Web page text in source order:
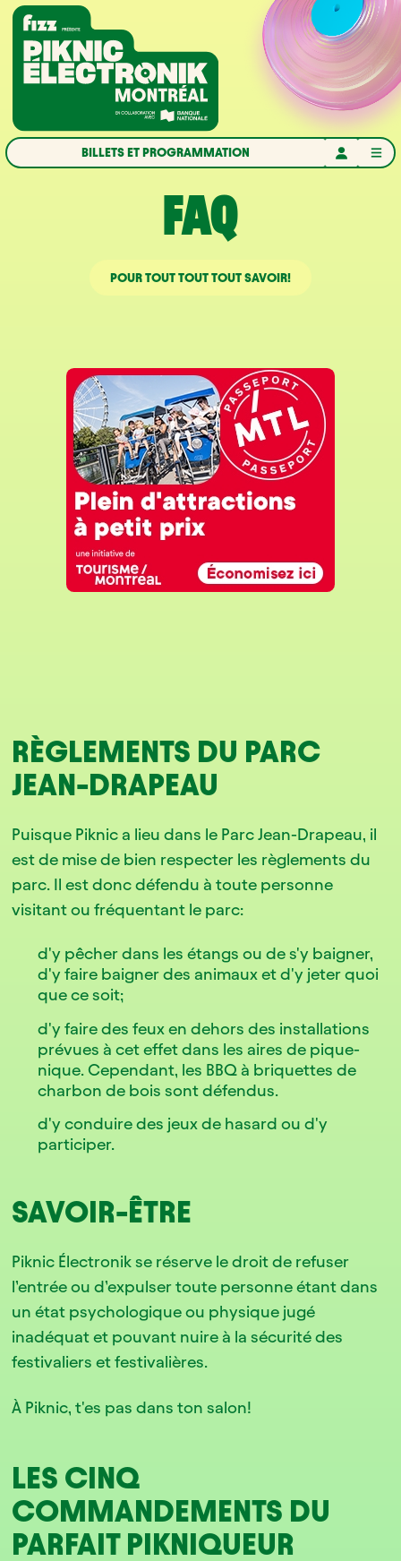
Aller à la navigation
Aller au contenu
Accueil
BILLETS ET PROGRAMMATION
FAQ
POUR TOUT TOUT TOUT SAVOIR!
RÈGLEMENTS DU PARC
JEAN-DRAPEAU
Puisque Piknic a lieu dans le Parc Jean-Drapeau, il
est de mise de bien respecter les règlements du
parc. Il est donc défendu à toute personne
visitant ou fréquentant le parc:
d'y pêcher dans les étangs ou de s'y baigner,
d'y faire baigner des animaux et d'y jeter quoi
que ce soit;
d'y faire des feux en dehors des installations
prévues à cet effet dans les aires de pique-
nique. Cependant, les BBQ à briquettes de
charbon de bois sont défendus.
d'y conduire des jeux de hasard ou d'y
participer.
SAVOIR-ÊTRE
Piknic Électronik se réserve le droit de refuser
l’entrée ou d’expulser toute personne étant dans
un état psychologique ou physique jugé
inadéquat et pouvant nuire à la sécurité des
festivaliers et festivalières.
À Piknic, t'es pas dans ton salon!
LES CINQ
COMMANDEMENTS DU
PARFAIT PIKNIQUEUR